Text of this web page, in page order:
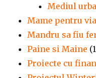
Mediul
Mame pentru
Mandru sa fiu
Paine si Maine
Proiecte cu